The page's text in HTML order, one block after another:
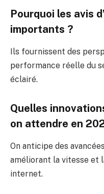
Pourquoi les avis
importants ?
Ils fournissent des
performance réelle du
éclairé.
Quelles
on attendre en
On anticipe des
améliorant la vitesse et
internet.